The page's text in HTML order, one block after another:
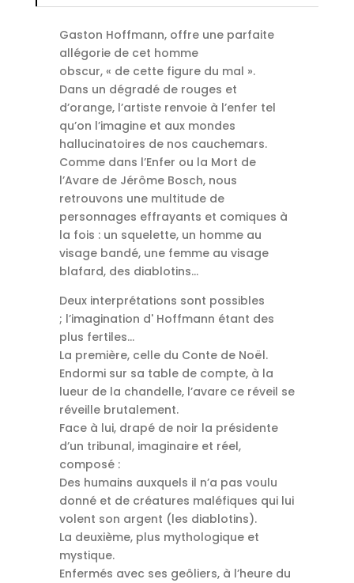
Gaston Hoffmann, offre une parfaite
allégorie de cet homme
obscur, « decette figure du mal ».
Dans un dégradé de rouges et
d’orange, l’artiste renvoie à l’enfer tel
qu’on l’imagine et aux mondes
hallucinatoires de nos cauchemars.
Comme dans l’Enfer ou la Mort de
l’Avare de Jérôme Bosch, nous
retrouvons une multitude de
personnages effrayants et comiques à
la fois :un squelette, un homme au
visage bandé, une femme au visage
blafard, des diablotins…
Deux interprétations sont possibles
; l’imagination d' Hoffmann étant des
plus fertiles…
La première, celle du Conte de Noël.
Endormi sur sa table de compte, à la
lueur de la chandelle, l’avare ce réveil se
réveille brutalement.
Face à lui, drapé de noir la présidente
d’un tribunal, imaginaire et réel,
composé :
Des humains auxquels il n’a pas voulu
donné et de créatures maléfiques qui lui
volent son argent (les diablotins).
La deuxième, plus mythologique et
mystique.
Enfermés avec ses geôliers, à l’heure du